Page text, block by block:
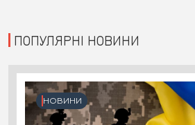
ПОПУЛЯРНІ НОВИНИ
НОВИНИ